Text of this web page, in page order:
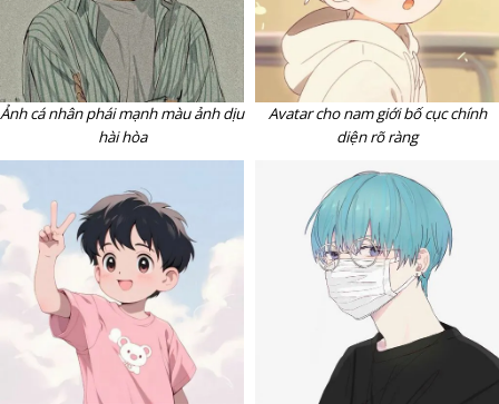
Ảnh cá nhân phái mạnh màu ảnh dịu
hài hòa
Avatar cho nam giới bố cục chính
diện rõ ràng